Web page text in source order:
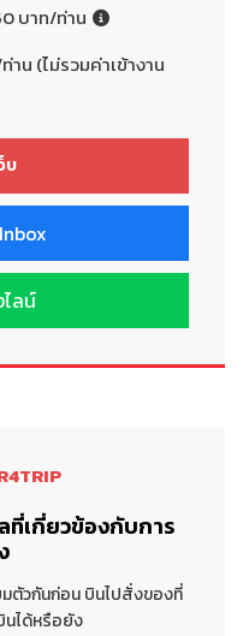
บาท/ท่าน
น (ไม่รวมค่าเข้างาน
ลน์
ที่เกี่ยวข้องกับการ
ตัวกันก่อน บินไปสั่งของที่
ได้หรือยัง